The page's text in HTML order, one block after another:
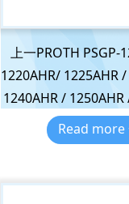
上一PROTH PSGP-
1220AHR/ 1225AHR
1240AHR /
Read more